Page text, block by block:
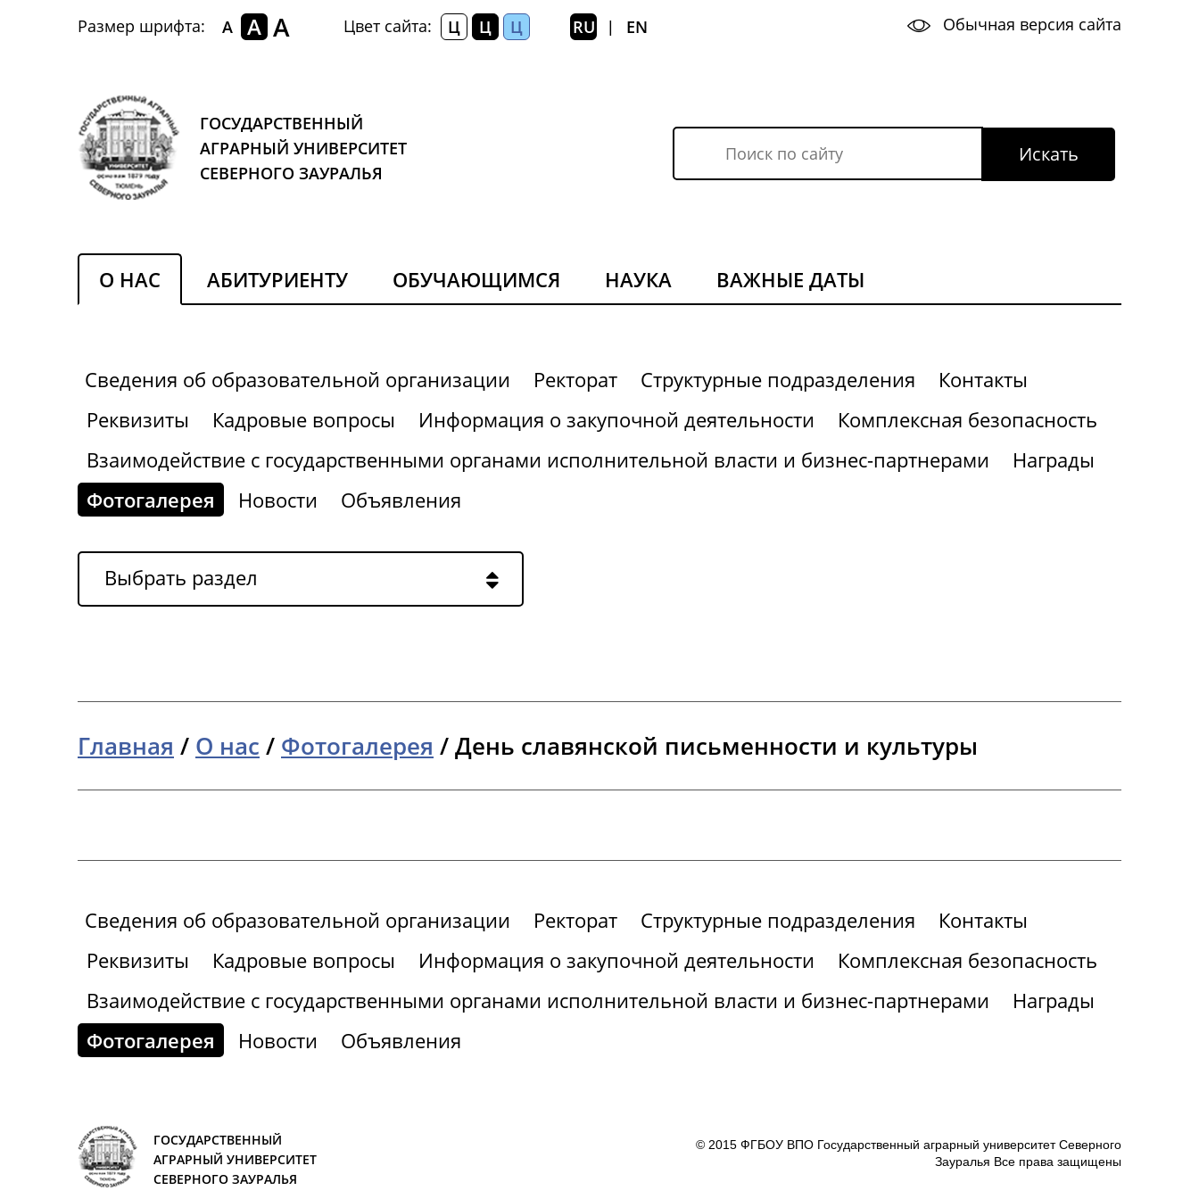
Размер шрифта: A A A Цвет сайта: Ц Ц Ц RU EN Обычная версия сайта
ГОСУДАРСТВЕННЫЙ
АГРАРНЫЙ УНИВЕРСИТЕТ
СЕВЕРНОГО ЗАУРАЛЬЯ
О НАС АБИТУРИЕНТУ ОБУЧАЮЩИМСЯ НАУКА ВАЖНЫЕ ДАТЫ
Сведения об образовательной организации Ректорат Структурные подразделения
Контакты
Реквизиты
Кадровые вопросы Информация о закупочной деятельности
Комплексная безопасность
Взаимодействие с государственными органами исполнительной власти и бизнес-партнерами
Награды
Фотогалерея
Новости Объявления
Выбрать раздел
Главная / О нас / Фотогалерея /День славянской письменности и культуры
Сведения об образовательной организации Ректорат Структурные подразделения
Контакты
Реквизиты
Кадровые вопросы Информация о закупочной деятельности
Комплексная безопасность
Взаимодействие с государственными органами исполнительной власти и бизнес-партнерами
Награды
Фотогалерея
Новости Объявления
ГОСУДАРСТВЕННЫЙ
АГРАРНЫЙ УНИВЕРСИТЕТ
СЕВЕРНОГО ЗАУРАЛЬЯ
© 2015 ФГБОУ ВПО Государственный аграрный университет Северного
Зауралья Все права защищены